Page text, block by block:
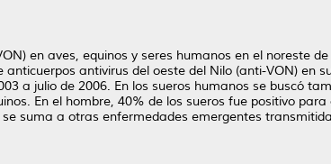
en aves, equinos y seres humanos en el noreste
antivirus del oeste del Nilo (anti-VON) en
a julio de 2006. En los sueros humanos se buscó
En el hombre, 40% de los sueros fue positivo
suma a otras enfermedades emergentes